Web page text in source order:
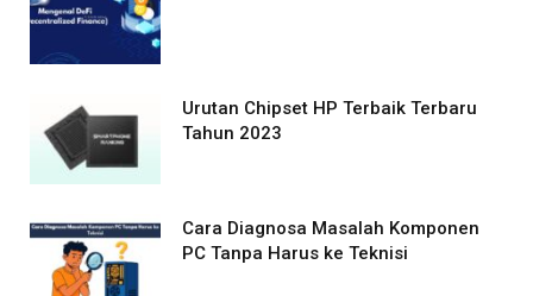
Urutan Chipset HP Terbaik Terbaru
Tahun 2023
Cara Diagnosa Masalah Komponen
PC Tanpa Harus ke Teknisi